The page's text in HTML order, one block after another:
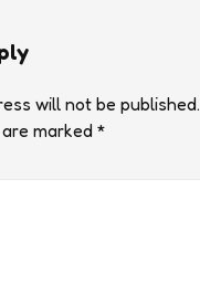
will not be published.
marked *